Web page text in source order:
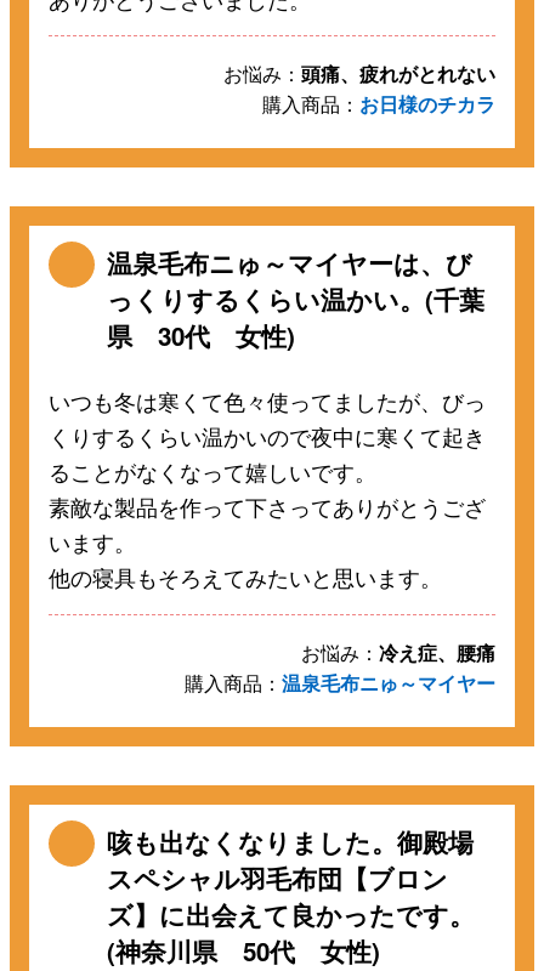
お悩み： 頭痛、疲れがとれない
購入商品： お日様のチカラ
温泉毛布ニゅ～マイヤーは、び
っくりするくらい温かい。(千葉
県 30代 女性)
いつも冬は寒くて色々使ってましたが、びっ
くりするくらい温かいので夜中に寒くて起き
ることがなくなって嬉しいです。
素敵な製品を作って下さってありがとうござ
います。
他の寝具もそろえてみたいと思います。
お悩み： 冷え症、腰痛
購入商品： 温泉毛布ニゅ～マイヤー
咳も出なくなりました。御殿場
スペシャル羽毛布団【ブロン
ズ】に出会えて良かったです。
(神奈川県 50代 女性)